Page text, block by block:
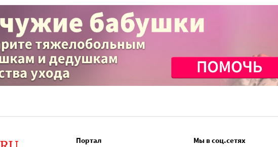
Портал Мы в соц.сетях